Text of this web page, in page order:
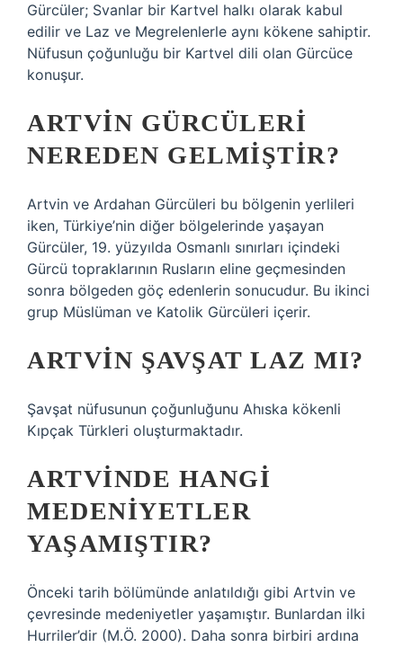
Gürcüler; Svanlar bir Kartvel halkı olarak kabul
edilir ve Laz ve Megrelenlerle aynı kökene sahiptir.
Nüfusun çoğunluğu bir Kartvel dili olan Gürcüce
konuşur.
ARTVIN GÜRCÜLERI
NEREDEN GELMIŞTIR?
Artvin ve Ardahan Gürcüleri bu bölgenin yerlileri
iken, Türkiye’nin diğer bölgelerinde yaşayan
Gürcüler, 19. yüzyılda Osmanlı sınırları içindeki
Gürcü topraklarının Rusların eline geçmesinden
sonra bölgeden göç edenlerin sonucudur. Bu ikinci
grup Müslüman ve Katolik Gürcüleri içerir.
ARTVIN ŞAVŞAT LAZ MI?
Şavşat nüfusunun çoğunluğunu Ahıska kökenli
Kıpçak Türkleri oluşturmaktadır.
ARTVINDE HANGI
MEDENIYETLER
YAŞAMIŞTIR?
Önceki tarih bölümünde anlatıldığı gibi Artvin ve
çevresinde medeniyetler yaşamıştır. Bunlardan ilki
Hurriler’dir (M.Ö. 2000). Daha sonra birbiri ardına